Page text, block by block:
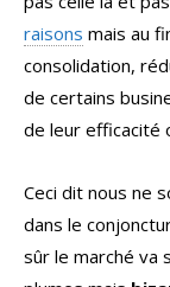
raisons mais au
consolidation,
de certains
de leur efficacité
Ceci dit nous ne
dans le
sûr le marché va